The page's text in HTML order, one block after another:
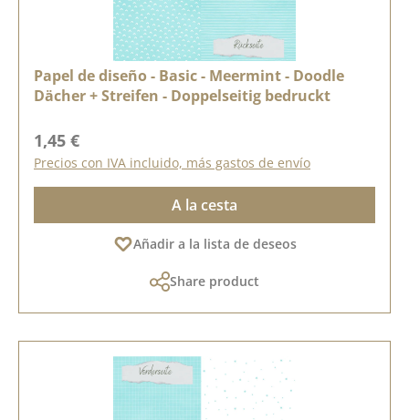
Papel de diseño - Basic - Meermint - Doodle
Dächer + Streifen - Doppelseitig bedruckt
Precio normal:
1,45 €
Precios con IVA incluido, más gastos de envío
A la cesta
Añadir a la lista de deseos
Share product